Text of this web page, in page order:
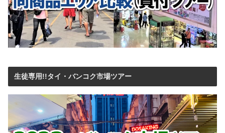
生徒専用!!タイ・バンコク市場ツアー